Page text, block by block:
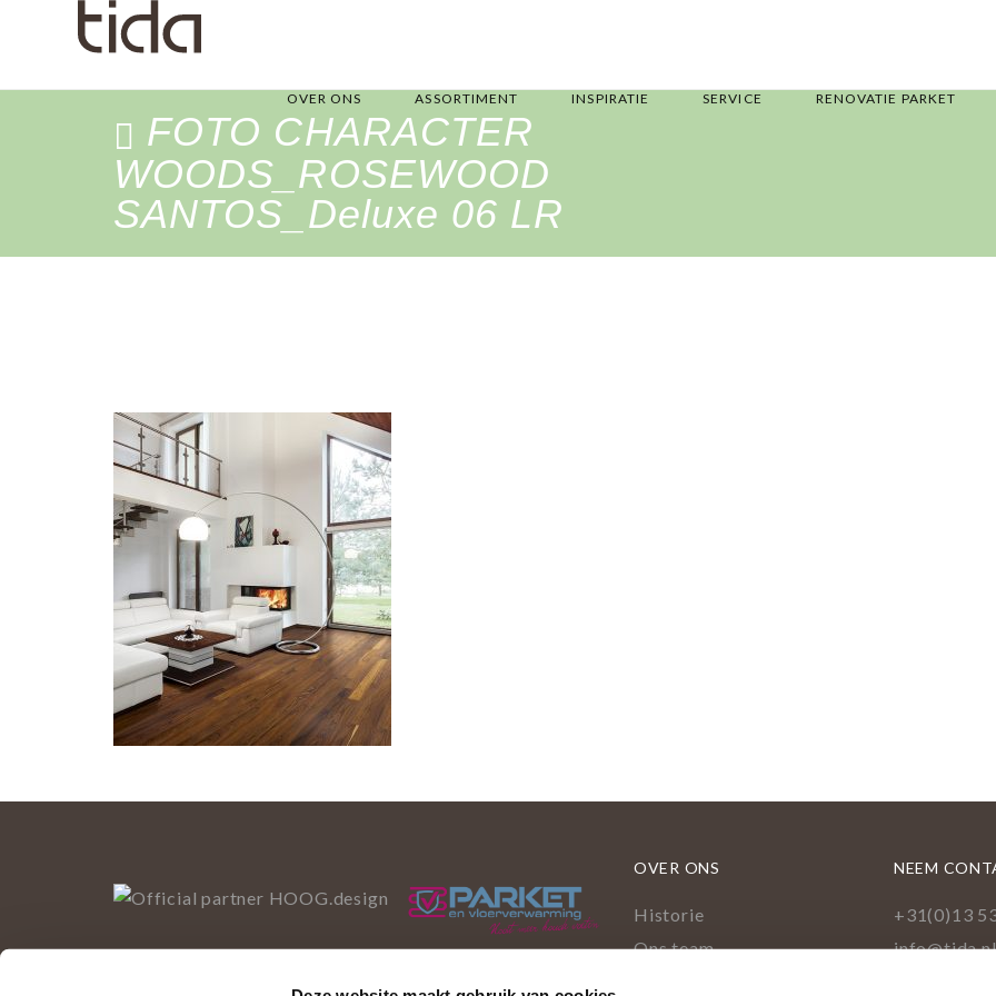
OVER ONS ASSORTIMENT INSPIRATIE SERVICE RENOVATIE PARKET
FOTO CHARACTER
WOODS_ROSEWOOD
SANTOS_Deluxe 06 LR
OVER ONS
Historie
Ons team
NEEM
+31(0)13
info@tida.nl